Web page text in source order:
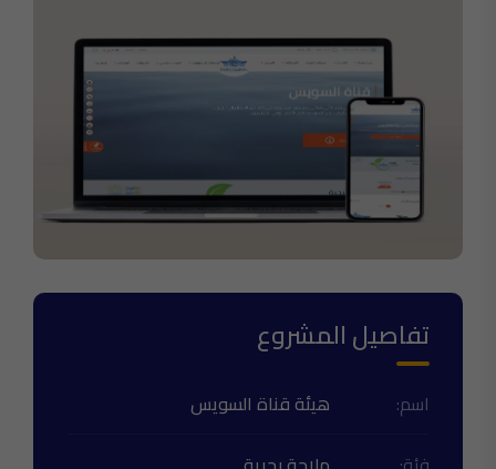
تفاصيل المشروع
اسم:
هيئة قناة السويس